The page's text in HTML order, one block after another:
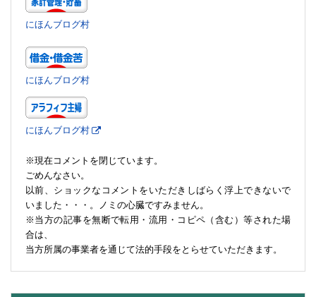
にほんブログ村
にほんブログ村
にほんブログ村
※現在コメントを閉じています。
ごめんなさい。
以前、ショックなコメントをいただきしばらく浮上できないで
いました・・・。ノミの心臓ですみません。
※当方の記事を無断で転用・流用・コピペ（含む）等された場
合は、
当方所属の事業者を通じて法的手段をとらせていただきます。